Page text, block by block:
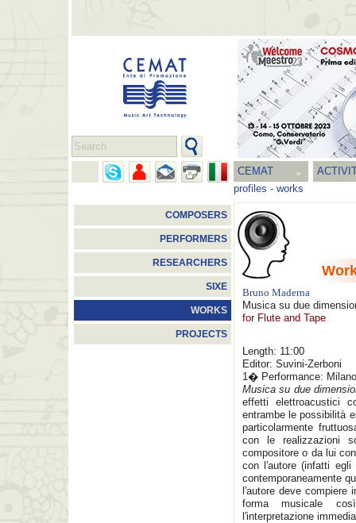
CEMAT
profiles - works
COMPOSERS
PERFORMERS
RESEARCHERS
SIXE
WORKS
PROJECTS
Bruno Maderna
Musica su due
for Flute and Tape
Length: 11:00
Editor: Suvini-Zerboni
1� Performance:
Musica su due
effetti elettroacustici
entrambe le possibilità
particolarmente
con le realizzazioni
compositore o da lui
con l'autore (infatti
contemporaneamente
l'autore deve
forma musicale
l'interpretazione